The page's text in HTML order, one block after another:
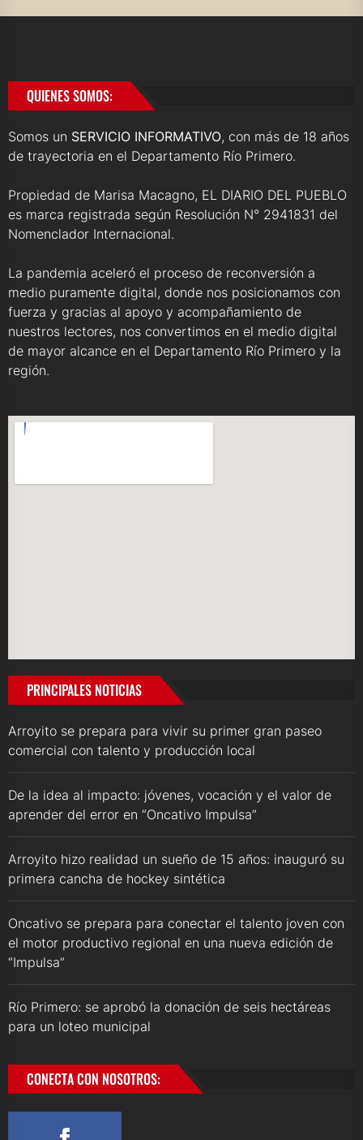
QUIENES SOMOS:
Somos un SERVICIO INFORMATIVO, con más de 18 años
de trayectoria en el Departamento Río Primero.
Propiedad de Marisa Macagno, EL DIARIO DEL PUEBLO
es marca registrada según Resolución N° 2941831 del
Nomenclador Internacional.
La pandemia aceleró el proceso de reconversión a
medio puramente digital, donde nos posicionamos con
fuerza y gracias al apoyo y acompañamiento de
nuestros lectores, nos convertimos en el medio digital
de mayor alcance en el Departamento Río Primero y la
región.
PRINCIPALES NOTICIAS
Arroyito se prepara para vivir su primer gran paseo
comercial con talento y producción local
De la idea al impacto: jóvenes, vocación y el valor de
aprender del error en “Oncativo Impulsa”
Arroyito hizo realidad un sueño de 15 años: inauguró su
primera cancha de hockey sintética
Oncativo se prepara para conectar el talento joven con
el motor productivo regional en una nueva edición de
“Impulsa”
Río Primero: se aprobó la donación de seis hectáreas
para un loteo municipal
CONECTA CON NOSOTROS: